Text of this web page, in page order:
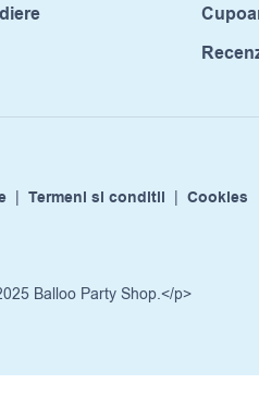
| Termeni si conditii | Cookies
Balloo Party Shop.</p>